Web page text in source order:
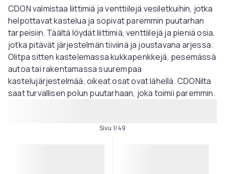
CDON valmistaa liittimiä ja venttiilejä vesiletkuihin, jotka
helpottavat kastelua ja sopivat paremmin puutarhan
tarpeisiin. Täältä löydät liittimiä, venttiilejä ja pieniä osia,
jotka pitävät järjestelmän tiiviinä ja joustavana arjessa.
Olitpa sitten kastelemassa kukkapenkkejä, pesemässä
autoa tai rakentamassa suurempaa
kastelujärjestelmää, oikeat osat ovat lähellä. CDONilta
saat turvallisen polun puutarhaan, joka toimii paremmin.
Sivu 1/49